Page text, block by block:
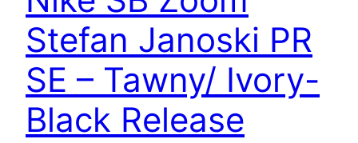
Stefan Janoski PR
SE – Tawny/ Ivory-
Black Release